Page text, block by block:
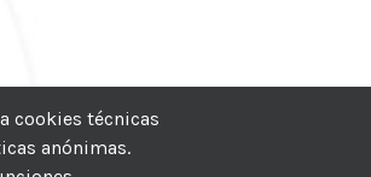
cookies técnicas
anónimas.